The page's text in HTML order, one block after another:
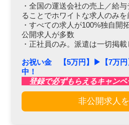
・全国の運送会社の売上／給
ることでホワイトな求人のみ
・すべての求人が100%独自開
公開求人が多数
・正社員のみ。派遣は一切掲
お祝い金 【5万円】▶︎【7万
中！
登録で必ずもらえるキャン
非公開求人